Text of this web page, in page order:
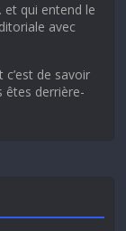
qui entend le
avec
de savoir
êtes derrière-